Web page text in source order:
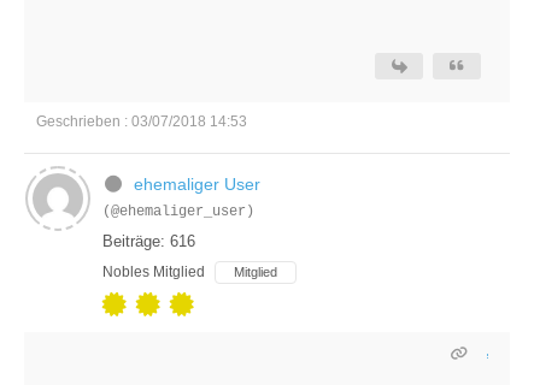
Geschrieben : 03/07/2018 14:53
ehemaliger User
(@ehemaliger_user)
Beiträge: 616
Nobles Mitglied Mitglied